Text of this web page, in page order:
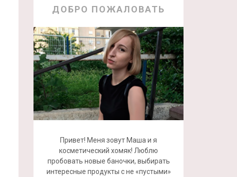
ДОБРО ПОЖАЛОВАТЬ
Привет! Меня зовут Маша и я
косметический хомяк! Люблю
пробовать новые баночки, выбирать
интересные продукты с не «пустыми»